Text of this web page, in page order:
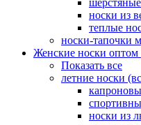
носки из
теплые
носки-тапочки
Женские носки оптом
Показать все
летние носки
носки из